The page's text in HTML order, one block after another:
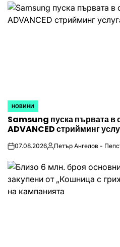
POSTED
IN
НОВИНИ
Samsung пуска първата в
ADVANCED стрийминг
on07.08.2026PostedПетър Ангелов -